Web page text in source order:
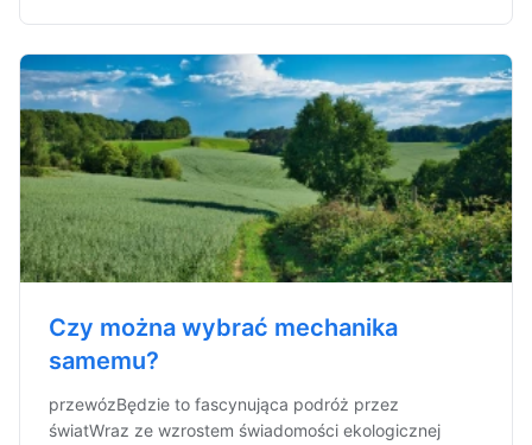
Czy można wybrać mechanika
samemu?
przewózBędzie to fascynująca podróż przez
światWraz ze wzrostem świadomości ekologicznej